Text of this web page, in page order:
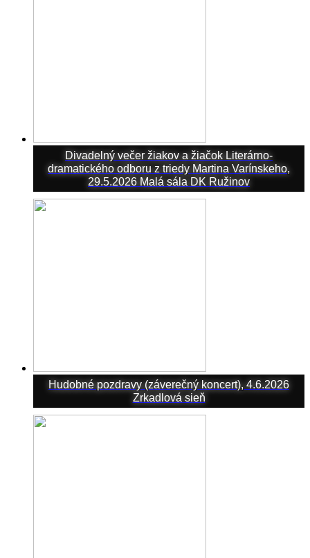
Divadelný večer žiakov a žiačok Literárno-
dramatického odboru z triedy Martina Varínskeho,
29.5.2026 Malá sála DK Ružinov
Hudobné pozdravy (záverečný koncert), 4.6.2026
Zrkadlová sieň